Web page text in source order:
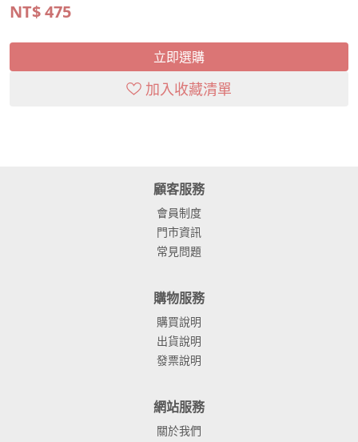
NT$475
立即選購
加入收藏清單
顧客服務
會員制度
門市資訊
常見問題
購物服務
購買說明
出貨說明
發票說明
網站服務
關於我們